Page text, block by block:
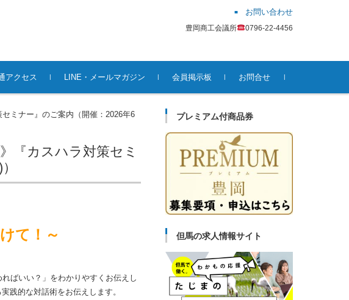
お問い合わせ
豊岡商工会議所 0796-22-4456
アクセス LINE・メールマガジン 会員掲示板 お問合せ
ミナー』のご案内（開催：2026年6
『カスハラ対策セミ
て！～
ばいい？」をわかりやすくお伝えし
践的な対話術をお伝えします。
プレミアム付商品券
但馬の求人情報サイト